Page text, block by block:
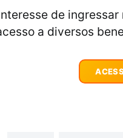
de
a diversos